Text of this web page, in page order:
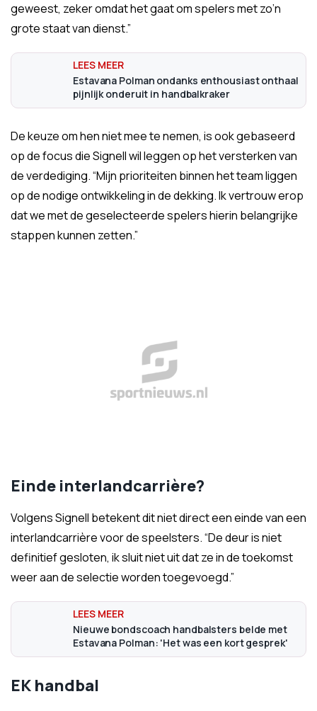
geweest, zeker omdat het gaat om spelers met zo’n
grote staat van dienst.”
Estavana Polman ondanks enthousiast onthaal
pijnlijk onderuit in handbalkraker
De keuze om hen niet mee te nemen, is ook gebaseerd
op de focus die Signell wil leggen op het versterken van
de verdediging. “Mijn prioriteiten binnen het team liggen
op de nodige ontwikkeling in de dekking. Ik vertrouw erop
dat we met de geselecteerde spelers hierin belangrijke
stappen kunnen zetten.”
Einde interlandcarrière?
Volgens Signell betekent dit niet direct een einde van een
interlandcarrière voor de speelsters. “De deur is niet
definitief gesloten, ik sluit niet uit dat ze in de toekomst
weer aan de selectie worden toegevoegd.”
Nieuwe bondscoach handbalsters belde met
Estavana Polman: 'Het was een kort gesprek'
EK handbal